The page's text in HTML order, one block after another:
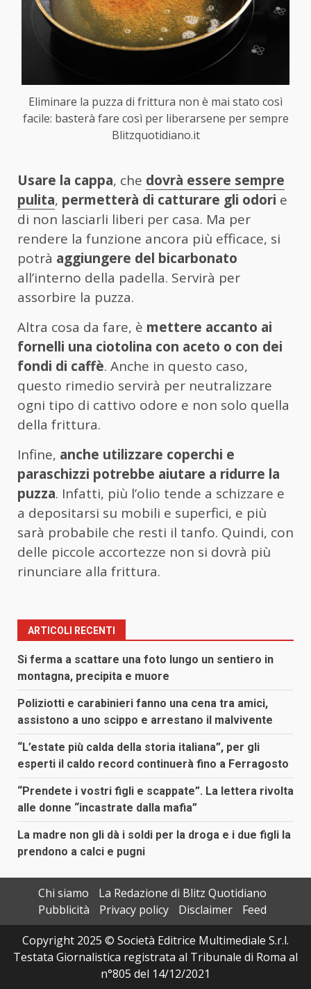
Eliminare la puzza di frittura non è mai stato così
facile: basterà fare così per liberarsene per sempre
Blitzquotidiano.it
Usare la cappa, che dovrà essere sempre
pulita, permetterà di catturare gli odori e
di non lasciarli liberi per casa. Ma per
rendere la funzione ancora più efficace, si
potrà aggiungere del bicarbonato
all’interno della padella. Servirà per
assorbire la puzza.
Altra cosa da fare, è mettere accanto ai
fornelli una ciotolina con aceto o con dei
fondi di caffè. Anche in questo caso,
questo rimedio servirà per neutralizzare
ogni tipo di cattivo odore e non solo quella
della frittura.
Infine, anche utilizzare coperchi e
paraschizzi potrebbe aiutare a ridurre la
puzza. Infatti, più l’olio tende a schizzare e
a depositarsi su mobili e superfici, e più
sarà probabile che resti il tanfo. Quindi, con
delle piccole accortezze non si dovrà più
rinunciare alla frittura.
ARTICOLI RECENTI
Si ferma a scattare una foto lungo un sentiero in
montagna, precipita e muore
Poliziotti e carabinieri fanno una cena tra amici,
assistono a uno scippo e arrestano il malvivente
“L’estate più calda della storia italiana”, per gli
esperti il caldo record continuerà fino a Ferragosto
“Prendete i vostri figli e scappate”. La lettera rivolta
alle donne “incastrate dalla mafia”
La madre non gli dà i soldi per la droga e i due figli la
prendono a calci e pugni
Chi siamo
La Redazione di Blitz Quotidiano
Pubblicità
Privacy policy Disclaimer
Feed
Copyright 2025 © Società Editrice Multimediale S.r.l.
Testata Giornalistica registrata al Tribunale di Roma al
n°805 del 14/12/2021